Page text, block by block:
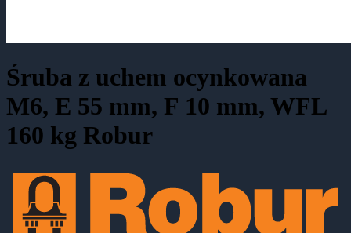
Śruba z uchem ocynkowana
M6, E 55 mm, F 10 mm, WFL
160 kg Robur